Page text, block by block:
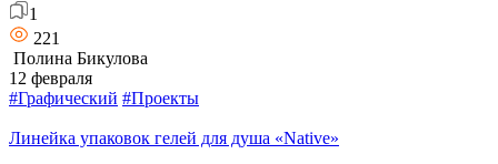
1
221
Полина Бикулова
12 февраля
#Графический #Проекты
Линейка упаковок гелей для душа «Native»